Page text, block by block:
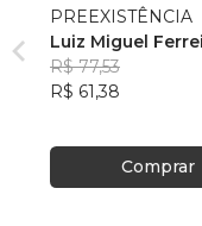
PREEXISTÊNCIA
Luiz Miguel
R$ 77,53
R$ 61,38
Comprar